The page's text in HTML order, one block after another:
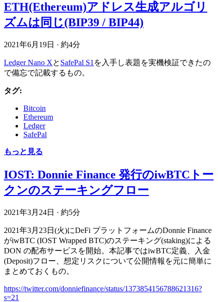
ETH(Ethereum)アドレス生成アルゴリ
ズムは同じ(BIP39 / BIP44)
2021年6月19日 · 約4分
Ledger Nano Xと SafePal S1 を入手し表題を実機検証できたの
で備忘で記載するもの。
タグ:
Bitcoin
Ethereum
Ledger
SafePal
もっと見る
IOST: Donnie Finance 発行のiwBTCトー
クンのステーキングフロー
2021年3月24日 · 約5分
2021年3月23日(火)にDeFi プラットフォームのDonnie Finance
がiwBTC (IOST Wrapped BTC)のステーキング(staking)による
DON の配布サービスを開始。本記事ではiwBTC定義、入金
(Deposit)フロー、想定リスクについて公開情報を元に簡単に
まとめておくもの。
https://twitter.com/donniefinance/status/1373854156788621316?
s=21